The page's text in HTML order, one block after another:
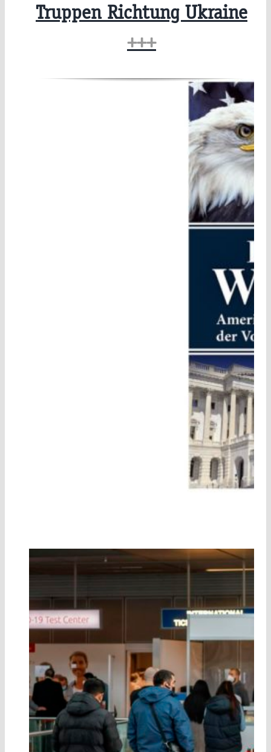
Truppen Richtung Ukraine
+++